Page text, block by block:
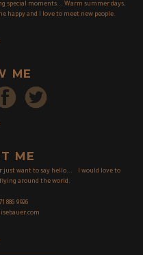
special moments... Warm summer days,
happy and I love to meet new people.
ME
ME
just want to say hello... I would love to
around the world.
886 9926